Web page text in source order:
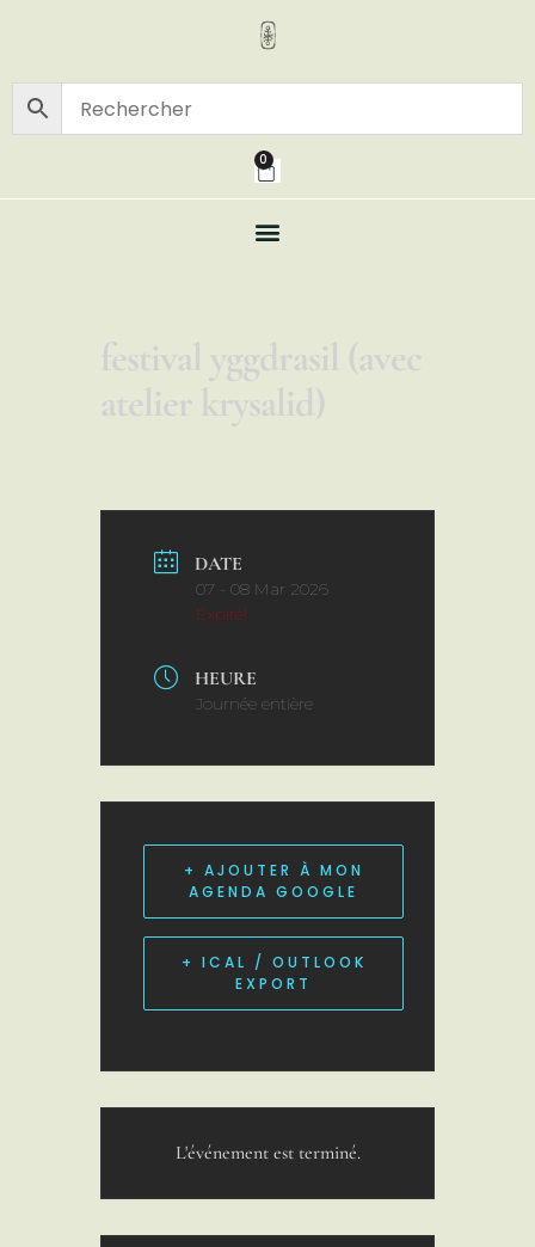
0
DATE
07 - 08 Mar 2026
Expiré!
HEURE
Journée entière
+ AJOUTER À MON
AGENDA GOOGLE
+ ICAL / OUTLOOK
EXPORT
L'événement est terminé.